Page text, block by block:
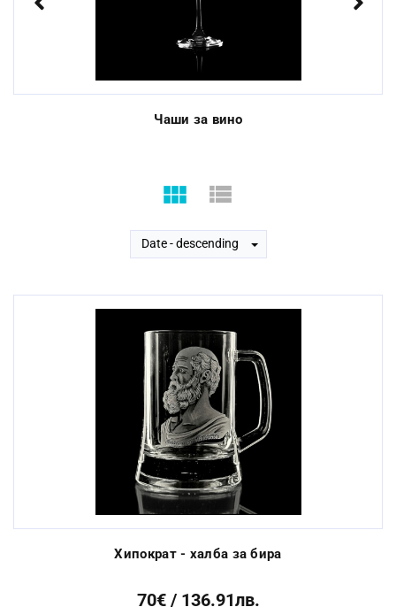
Чаши за вино
Date - descending
Хипократ - халба за бира
70€ / 136.91лв.